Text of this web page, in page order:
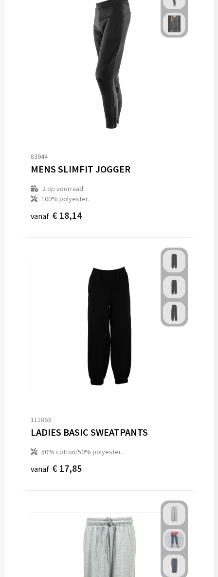
83944
MENS SLIMFIT JOGGER
2op voorraad
100% polyester.
vanaf € 18,14
111863
LADIES BASIC SWEATPANTS
50% cotton/50% polyester.
vanaf € 17,85